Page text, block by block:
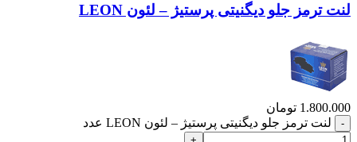
لنت ترمز جلو دیگنیتی پرستیژ – لئون LEON
1.800.000 تومان
لنت ترمز جلو دیگنیتی پرستیژ – لئون LEON عدد